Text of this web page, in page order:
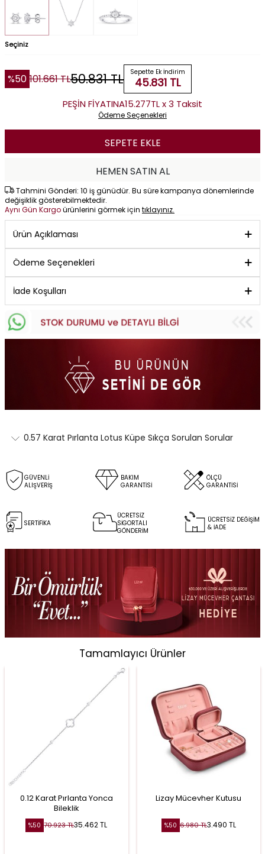
Seçiniz
%50 101.661TL50.831TL Sepette Ek İndirim
45.831 TL
PEŞİN FİYATINA15.277TL x 3 Taksit
Ödeme Seçenekleri
SEPETE EKLE
HEMEN SATIN AL
Tahmini Gönderi: 10 iş günüdür. Bu süre kampanya dönemlerinde
değişiklik gösterebilmektedir.
Aynı Gün Kargoürünlerini görmek için tıklayınız.
Ürün Açıklaması
Ödeme Seçenekleri
İade Koşulları
0.57 Karat Pırlanta Lotus Küpe Sıkça Sorulan Sorular
GÜVENLİ
ALIŞVERİŞ
BAKIM
GARANTİSİ
ÖLÇÜ
GARANTİSİ
SERTİFİKA
ÜCRETSİZ
SİGORTALI
GÖNDERİM
ÜCRETSİZ DEĞİŞİM
& İADE
Tamamlayıcı Ürünler
0.12 Karat Pırlanta Yonca
Bileklik
%50 70.923TL35.462TL
Lizay Mücevher Kutusu
%50 6.980TL3.490 TL